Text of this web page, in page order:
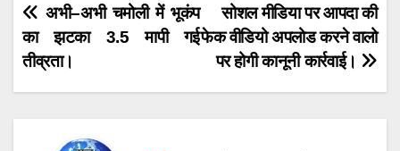
Post
navigation
सोशल मीडिया पर आपदा की
फेक वीडियो अपलोड करने वालो
पर होगी कानूनी कार्रवाई।
अभी–अभी चमोली में भूकंप
का झटका 3.5 मापी गई
तीव्रता।